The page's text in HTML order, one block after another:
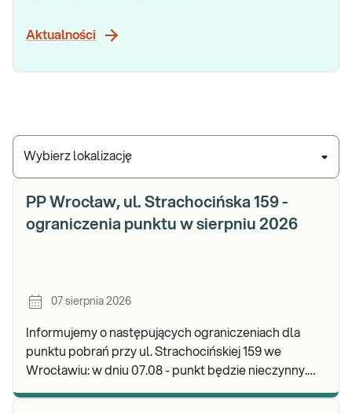
Wybierz lokalizację
Aktualności
PP Wrocław, ul. Strachocińska 159 -
ograniczenia punktu w sierpniu 2026
07 sierpnia 2026
Informujemy o następujących ograniczeniach dla
punktu pobrań przy ul. Strachocińskiej 159 we
Wrocławiu: w dniu 07.08 - punkt będzie nieczynny.